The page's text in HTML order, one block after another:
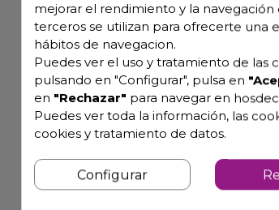
mejorar el rendimiento y la navegación
terceros se utilizan para ofrecerte una
hábitos de navegacion.
Puedes ver el uso y tratamiento de las
pulsando en "Configurar", pulsa en
en "Rechazar" para navegar en
Puedes ver toda la información, las
cookies y tratamiento de datos.
Configurar